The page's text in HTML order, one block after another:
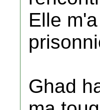
Elle
Ghad